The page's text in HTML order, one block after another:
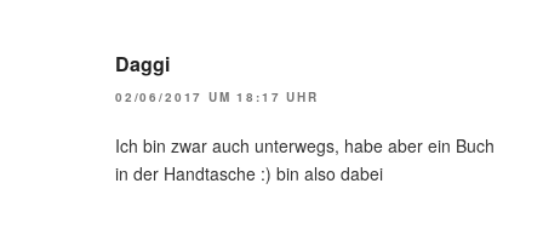
Daggi
02/06/2017 UM 18:17 UHR
Ich bin zwar auch unterwegs, habe aber ein Buch
in der Handtasche :) bin also dabei